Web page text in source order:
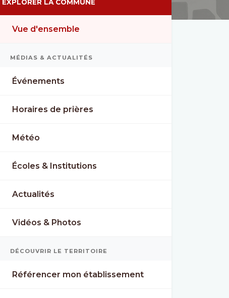
EXPLORER LA COMMUNE
Vue d'ensemble
MÉDIAS & ACTUALITÉS
Événements
Horaires de prières
Météo
Écoles & Institutions
Actualités
Vidéos & Photos
DÉCOUVRIR LE TERRITOIRE
Référencer mon établissement